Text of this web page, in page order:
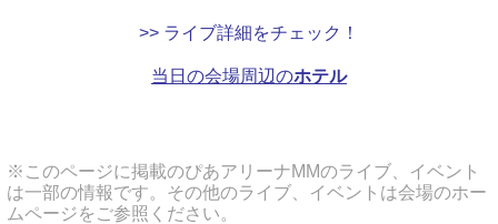
>> ライブ詳細をチェック！
当日の会場周辺のホテル
※このページに掲載のぴあアリーナMMのライブ、イベント
は一部の情報です。その他のライブ、イベントは会場のホー
ムページをご参照ください。